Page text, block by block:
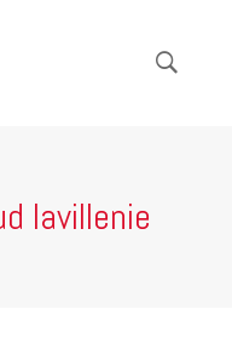
lavillenie